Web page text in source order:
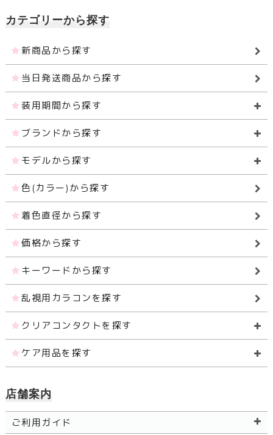
カテゴリーから探す
新商品から探す
当日発送商品から探す
装用期間から探す
ブランドから探す
モデルから探す
色(カラー)から探す
着色直径から探す
価格から探す
キーワードから探す
乱視用カラコンを探す
クリアコンタクトを探す
ケア用品を探す
店舗案内
ご利用ガイド